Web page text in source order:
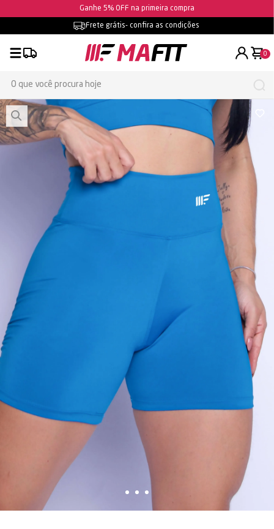
Ganhe 5% OFF na primeira compra
Frete grátis- confira as condições
0